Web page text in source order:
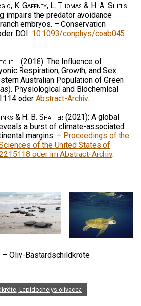
K. Gaffney, L. Thomas & H. A. Shiels
impairs the predator avoidance
embryos. – Conservation
DOI: 10.1093/conphys/coab045
(2018): The Influence of
Respiration, Growth, and Sex
Australian Population of Green
). Physiological and Biochemical
oder Abstract-Archiv.
& H. B. Shaffer (2021): A global
a burst of climate-associated
margins. – Proceedings of the
of the United States of
oder im Abstract-Archiv.
– Oliv-Bastardschildkröte
Lepidochelys olivacea